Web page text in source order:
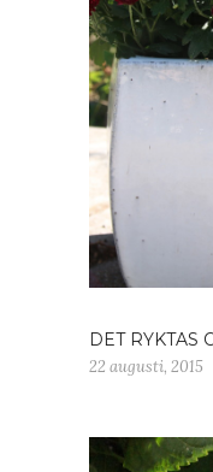
DET RYKTAS
22 augusti, 2015